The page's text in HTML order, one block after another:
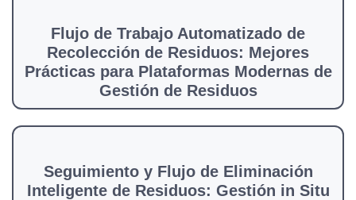
Flujo de Trabajo Automatizado de
Recolección de Residuos: Mejores
Prácticas para Plataformas Modernas de
Gestión de Residuos
Seguimiento y Flujo de Eliminación
Inteligente de Residuos: Gestión in Situ